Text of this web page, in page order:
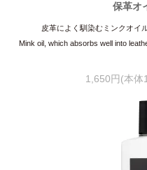
保革オ
皮革によく馴染むミンクオイ
Mink oil, which absorbs well into
1,650円(本体